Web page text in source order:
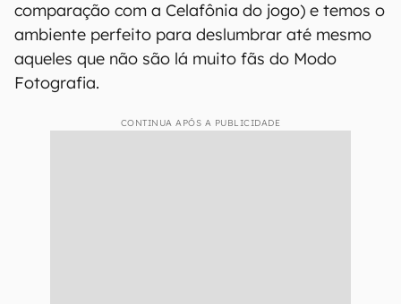
comparação com a Celafônia do jogo) e temos o
ambiente perfeito para deslumbrar até mesmo
aqueles que não são lá muito fãs do Modo
Fotografia.
CONTINUA APÓS A PUBLICIDADE